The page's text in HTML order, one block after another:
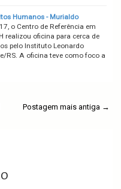
Humanos - Murialdo
o Centro de Referência em
realizou oficina para cerca de
pelo Instituto Leonardo
RS. A oficina teve como foco a
Postagem mais antiga →